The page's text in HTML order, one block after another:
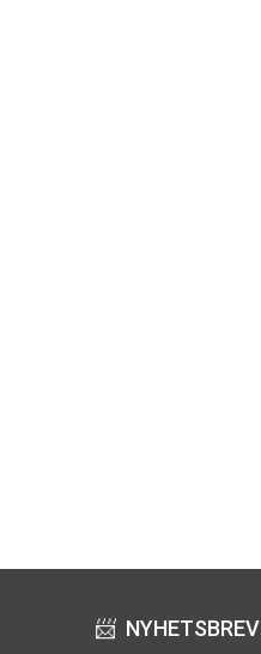
📨 NYHETSBREV